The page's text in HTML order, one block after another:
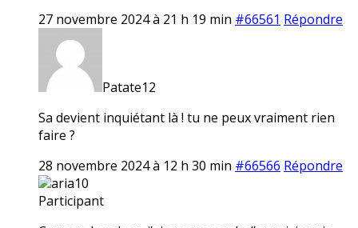
27 novembre 2024 à 21 h 19 min #66561 Répondre
Patate12
Sa devient inquiétant là ! tu ne peux vraiment rien
faire ?
28 novembre 2024 à 12 h 30 min #66566 Répondre
aria10
Participant